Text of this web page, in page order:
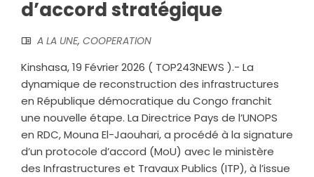
d’accord stratégique
A LA UNE, COOPERATION
Kinshasa, 19 Février 2026 ( TOP243NEWS ).- La
dynamique de reconstruction des infrastructures
en République démocratique du Congo franchit
une nouvelle étape. La Directrice Pays de l’UNOPS
en RDC, Mouna El-Jaouhari, a procédé à la signature
d’un protocole d’accord (MoU) avec le ministère
des Infrastructures et Travaux Publics (ITP), à l’issue